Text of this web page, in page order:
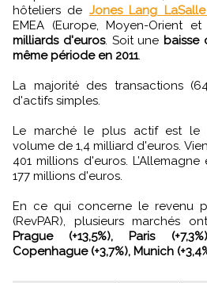
hôteliers de Jones Lang
EMEA (Europe, Moyen-Orient
milliards d'euros. Soit une baisse
même période en 2011.
La majorité des transactions
d'actifs simples.
Le marché le plus actif est le
volume de 1,4 milliard d'euros.
401 millions d'euros.
177 millions d'euros.
En ce qui concerne le revenu
(RevPAR), plusieurs marchés
Prague (+13,5%), Paris
Copenhague (+3,7%), Munich